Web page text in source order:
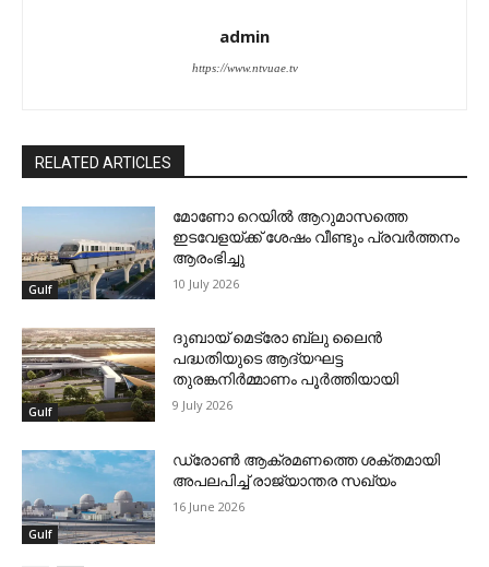
admin
https://www.ntvuae.tv
RELATED ARTICLES
Gulf
മോണോ റെയില്‍ ആറുമാസത്തെ
ഇടവേളയ്ക്ക് ശേഷം വീണ്ടും പ്രവര്‍ത്തനം
ആരംഭിച്ചു
10 July 2026
Gulf
ദുബായ് മെട്രോ ബ്ലു ലൈന്‍
പദ്ധതിയുടെ ആദ്യഘട്ട
തുരങ്കനിര്‍മ്മാണം പൂര്‍ത്തിയായി
9 July 2026
Gulf
ഡ്രോണ്‍ ആക്രമണത്തെ ശക്തമായി
അപലപിച്ച് രാജ്യാന്തര സഖ്യം
16 June 2026